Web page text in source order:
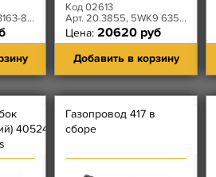
00
Код 02613
Арт. 20.3855, 5WK9 635, 3160-20-3877012-00
Цена: 20620 руб
Добавить в корзину
40524.10,
Газопровод 417 в
сборе